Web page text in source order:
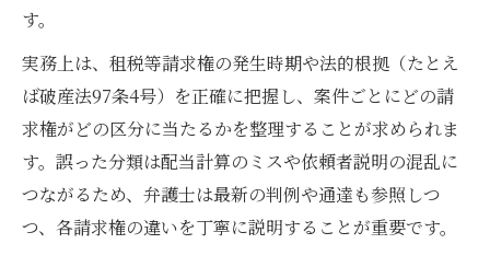
租税債権の時効管理と弁護士による対応策
弁護士が説明する租税債権と他債権の相違
点
実務で役立つ租税債権の整理法を弁護士が
解説
す。
実務上は、租税等請求権の発生時期や法的根拠（たとえ
ば破産法97条4号）を正確に把握し、案件ごとにどの請
求権がどの区分に当たるかを整理することが求められま
す。誤った分類は配当計算のミスや依頼者説明の混乱に
つながるため、弁護士は最新の判例や通達も参照しつ
つ、各請求権の違いを丁寧に説明することが重要です。